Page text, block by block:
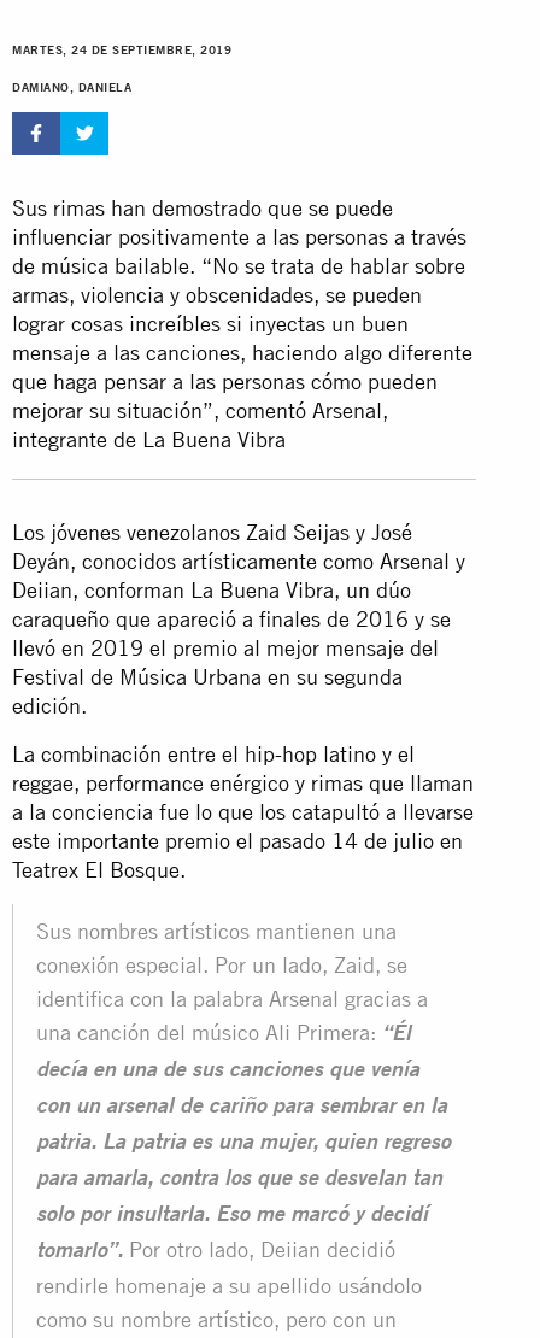
MARTES, 24 DE SEPTIEMBRE, 2019
DAMIANO, DANIELA
Sus rimas han demostrado que se puede
influenciar positivamente a las personas a través
de música bailable. “No se trata de hablar sobre
armas, violencia y obscenidades, se pueden
lograr cosas increíbles si inyectas un buen
mensaje a las canciones, haciendo algo diferente
que haga pensar a las personas cómo pueden
mejorar su situación”, comentó Arsenal,
integrante de La Buena Vibra
Los jóvenes venezolanos Zaid Seijas y José
Deyán, conocidos artísticamente como Arsenal y
Deiian, conforman La Buena Vibra, un dúo
caraqueño que apareció a finales de 2016 y se
llevó en 2019 el premio al mejor mensaje del
Festival de Música Urbana en su segunda
edición.
La combinación entre el hip-hop latino y el
reggae, performance enérgico y rimas que llaman
a la conciencia fue lo que los catapultó a llevarse
este importante premio el pasado 14 de julio en
Teatrex El Bosque.
Sus nombres artísticos mantienen una
conexión especial. Por un lado, Zaid, se
identifica con la palabra Arsenal gracias a
una canción del músico Ali Primera: “Él
decía en una de sus canciones que venía
con un arsenal de cariño para sembrar en la
patria. La patria es una mujer, quien regreso
para amarla, contra los que se desvelan tan
solo por insultarla. Eso me marcó y decidí
tomarlo”. Por otro lado, Deiian decidió
rendirle homenaje a su apellido usándolo
como su nombre artístico, pero con un